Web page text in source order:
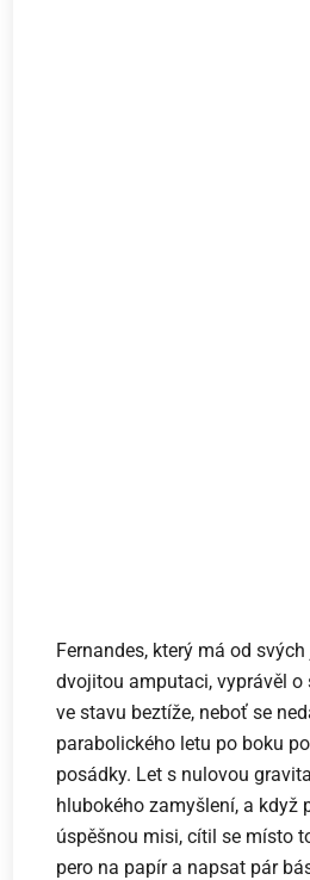
Fernandes, který má od
dvojitou amputaci, vyprávěl o
ve stavu beztíže, neboť se
parabolického letu po boku
posádky. Let s nulovou
hlubokého zamyšlení, a když
úspěšnou misi, cítil se místo
pero na papír a napsat pár